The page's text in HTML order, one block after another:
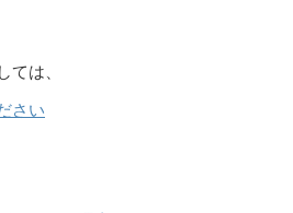
ては、
さい